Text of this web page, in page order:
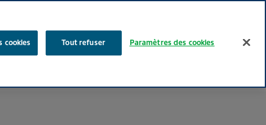
cookies Tout refuser Paramètres des cookies